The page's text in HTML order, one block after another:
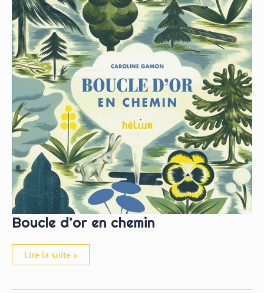
Boucle d’or en chemin
Boucle
d’or
Lire la suite »